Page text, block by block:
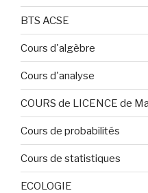
BTS ACSE
Cours d'algèbre
Cours d'analyse
COURS de LICENCE de
Cours de probabilités
Cours de statistiques
ECOLOGIE